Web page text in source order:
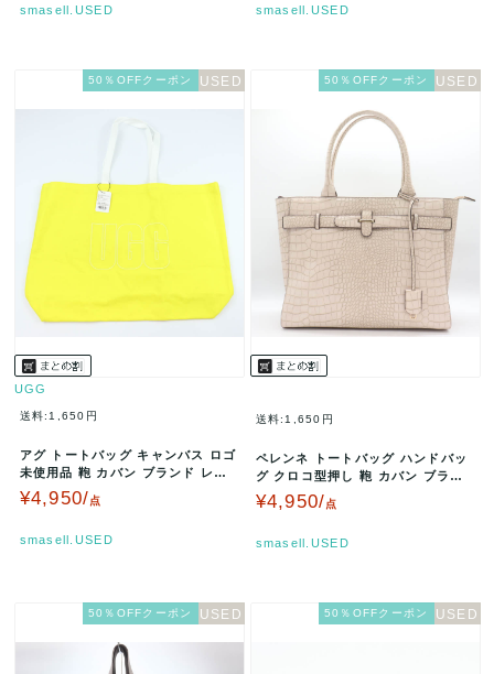
smasell.USED smasell.USED
50％OFFクーポン
UGG
送料:1,650円
アグ トートバッグ キャンバス ロゴ
未使用品 鞄 カバン ブランド レデ
ィース イエロー UGG …
¥4,950/点
smasell.USED
50％OFFクーポン
送料:1,650円
ペレンネ トートバッグ ハンドバッ
グ クロコ型押し 鞄 カバン ブラン
ド レディース ベージュ PE…
¥4,950/点
smasell.USED
50％OFFクーポン 50％OFFクーポン